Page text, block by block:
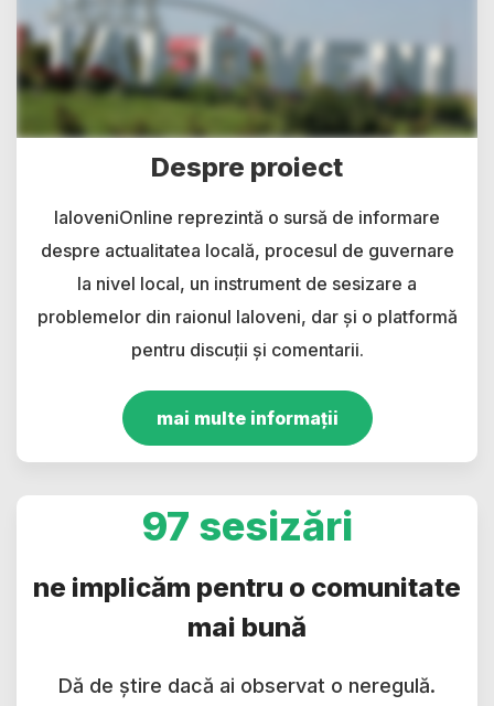
Despre proiect
IaloveniOnline reprezintă o sursă de informare
despre actualitatea locală, procesul de guvernare
la nivel local, un instrument de sesizare a
problemelor din raionul Ialoveni, dar și o platformă
pentru discuții și comentarii.
mai multe informații
97 sesizări
ne implicăm pentru o comunitate
mai bună
Dă de știre dacă ai observat o neregulă.